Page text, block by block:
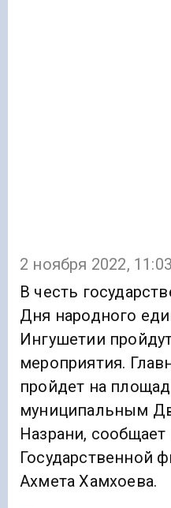
2 ноября 2022,
В честь
Дня народного
Ингушетии
мероприятия.
пройдет на
муниципальным
Назрани,
Государственной
Ахмета Хамхоева.